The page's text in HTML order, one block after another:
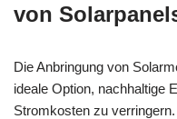
von
Die Anbringung von
ideale Option, nachhaltige
Stromkosten zu verringern.